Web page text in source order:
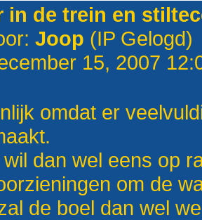
in de trein en
Joop (IP Gelogd)
15, 2007
omdat er
dan wel eens op
om de
de boel dan wel